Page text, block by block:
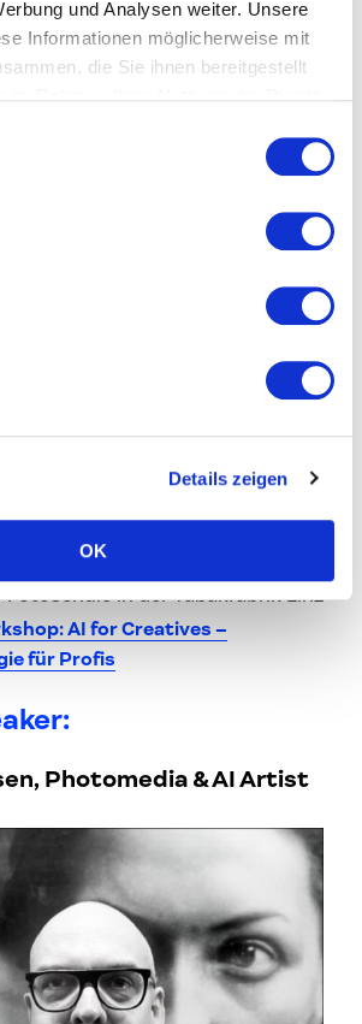
und Analysen weiter. Unsere
Informationen möglicherweise mit
die Sie ihnen bereitgestellt
Details zeigen
OK
als Co-Creation und
Videos zu generieren
Rechtslage und die
von KI-generierten Bildern
2023 | 9:00 bis 17:00 Uhr
in der Tabakfabrik Linz
AI for Creatives –
für Profis
, Photomedia & AI Artist